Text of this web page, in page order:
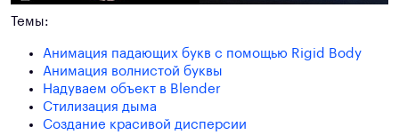
Темы:
Анимация падающих букв с помощью Rigid Body
Анимация волнистой буквы
Надуваем объект в Blender
Стилизация дыма
Создание красивой дисперсии